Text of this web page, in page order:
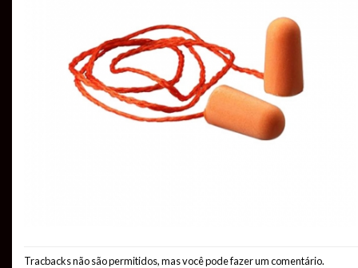
Tracbacks não são permitidos, mas você podefazer um comentário.